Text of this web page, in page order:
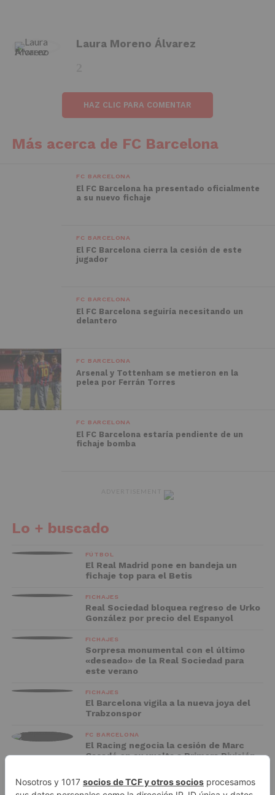
Laura Moreno Álvarez
HAZ CLIC PARA COMENTAR
Más acerca de FC Barcelona
FC BARCELONA
El FC Barcelona ha presentado oficialmente
a su nuevo fichaje
FC BARCELONA
El FC Barcelona cierra la cesión de este
jugador
FC BARCELONA
El FC Barcelona seguiría necesitando un
delantero
FC BARCELONA
Arsenal y Tottenham se metieron en la
pelea por Ferrán Torres
FC BARCELONA
El FC Barcelona estaría pendiente de un
fichaje bomba
Lo + buscado
FÚTBOL
El Real Madrid pone en bandeja un
fichaje top para el Betis
FICHAJES
Real Sociedad bloquea regreso de Urko
González por precio del Espanyol
FICHAJES
Sorpresa monumental con el último
«deseado» de la Real Sociedad para
este verano
FICHAJES
El Barcelona vigila a la nueva joya del
Trabzonspor
FC BARCELONA
El Racing negocia la cesión de Marc
Casadó en su vuelta a Primera División
ADVERTISEMENT